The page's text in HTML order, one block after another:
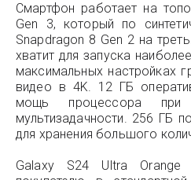
Смартфон работает на
Gen 3, который по
Snapdragon 8 Gen 2 на
хватит для запуска
максимальных настройках
видео в 4K. 12 ГБ
мощь процессора
мультизадачности. 256 ГБ
для хранения большого
Galaxy S24 Ultra Orange